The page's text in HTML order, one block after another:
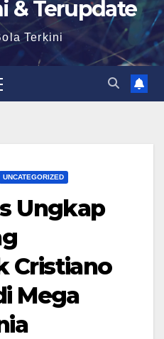
& Terupdate
Terkini
UNCATEGORIZED
Ungkap
Cristiano
Mega